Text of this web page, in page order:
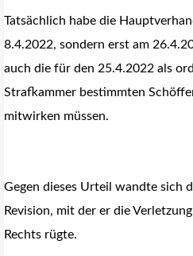
Tatsächlich habe die
8.4.2022, sondern erst am
auch die für den 25.4.2022 als
Strafkammer bestimmten
mitwirken müssen.
Gegen dieses Urteil wandte sich
Revision, mit der er die
Rechts rügte.